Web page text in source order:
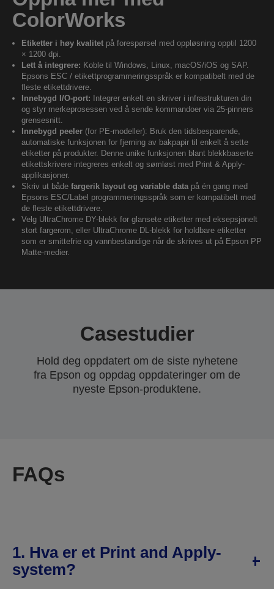
ColorWorks
Etiketter i høy kvalitet på forespørsel med oppløsning opptil 1200
× 1200 dpi.
Lett å integrere: Koble til Windows, Linux, macOS/iOS og SAP.
Epsons ESC / etikettprogrammeringsspråk er kompatibelt med de
fleste etikettdrivere.
Innebygd I/O-port: Integrer enkelt en skriver i infrastrukturen din
og styr merkeprosessen ved å sende kommandoer via 25-pinners
grensesnitt.
Innebygd peeler (for PE-modeller): Bruk den tidsbesparende,
automatiske funksjonen for fjerning av bakpapir til enkelt å sette
etiketter på produkter. Denne unike funksjonen blant blekkbaserte
etikettskrivere integreres enkelt og sømløst med Print & Apply-
applikasjoner.
Skriv ut både fargerik layout og variable datapå én gang med
Epsons ESC/Label programmeringsspråk som er kompatibelt med
de fleste etikettdrivere.
Velg UltraChrome DY-blekk for glansete etiketter med eksepsjonelt
stort fargerom, eller UltraChrome DL-blekk for holdbare etiketter
som er smittefrie og vannbestandige når de skrives ut på Epson PP
Matte-medier.
Casestudier
Hold deg oppdatert om de siste nyhetene
fra Epson og oppdag oppdateringer om de
nyeste Epson-produktene.
FAQs
1. Hva er et Print and Apply-
system?